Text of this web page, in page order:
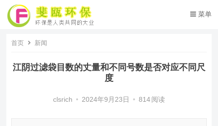
菜单
首页 新闻
江阴过滤袋目数的丈量和不同号数是否对应不同尺
度
clsrich • 2024年9月23日 • 814 阅读